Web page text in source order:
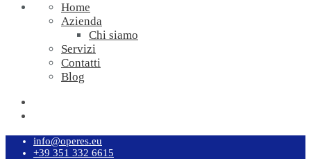
Home
Azienda
Chi siamo
Servizi
Contatti
Blog
info@operes.eu
+39 351 332 6615